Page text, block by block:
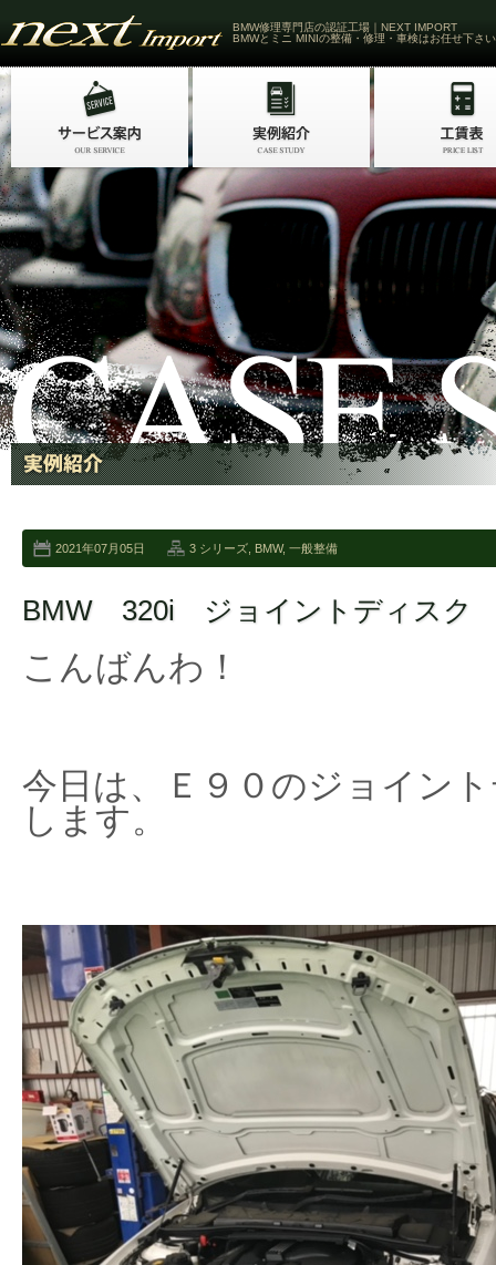
BMW修理専門店の認証工場｜NEXT IMPORT
BMWとミニ MINIの整備・修理・車検はお任せ下さい
2021年07月05日 3 シリーズ BMW, 一般整備
BMW 320i ジョイントディスク
こんばんわ！
今日は、Ｅ９０のジョイン
します。